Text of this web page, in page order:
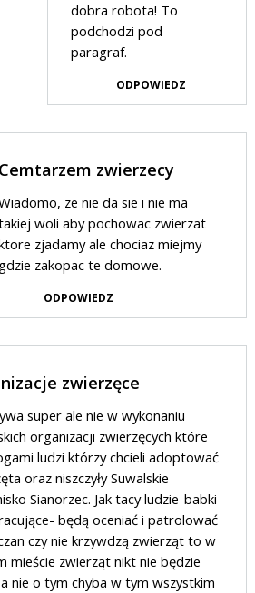
dobra robota! To
podchodzi pod
paragraf.
ODPOWIEDZ
Cemtarzem zwierzecy
ze nie da sie i nie ma
woli aby pochowac zwierzat
zjadamy ale chociaz miejmy
gdzie zakopac te domowe.
ODPOWIEDZ
zwierzęce
super ale nie w wykonaniu
organizacji zwierzęcych które
ludzi którzy chcieli adoptować
oraz niszczyły Suwalskie
Sianorzec. Jak tacy ludzie-babki
będą oceniać i patrolować
czy nie krzywdzą zwierząt to w
mieście zwierząt nikt nie będzie
nie o tym chyba w tym wszystkim